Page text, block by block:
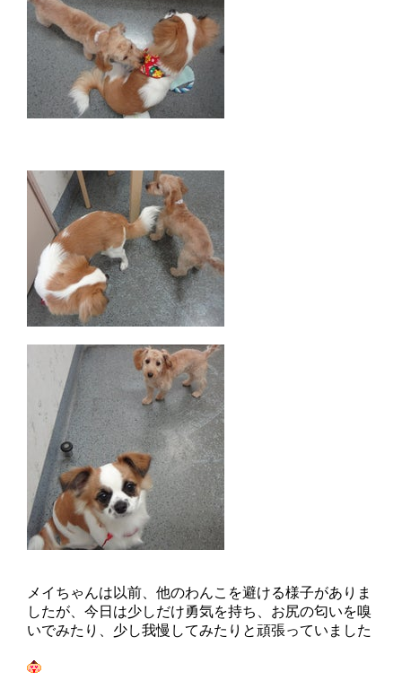
メイちゃんは以前、他のわんこを避ける様子がありま
したが、今日は少しだけ勇気を持ち、お尻の匂いを嗅
いでみたり、少し我慢してみたりと頑張っていました